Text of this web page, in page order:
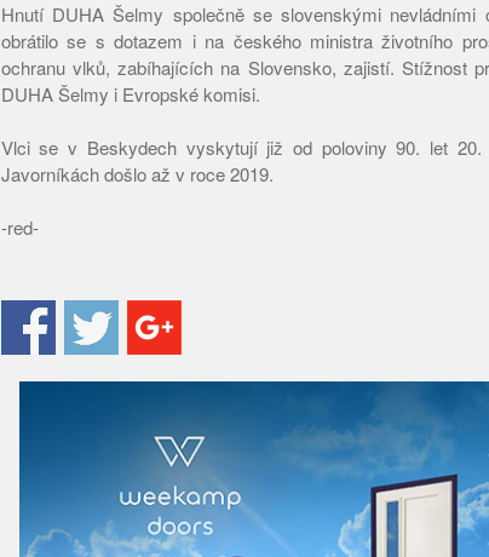
Hnutí DUHA Šelmy společně se slovenskými nevládními
obrátilo se s dotazem i na českého ministra životního
ochranu vlků, zabíhajících na Slovensko, zajistí. Stížnost
DUHA Šelmy i Evropské komisi.
Vlci se v Beskydech vyskytují již od poloviny 90. let
Javorníkách došlo až v roce 2019.
-red-